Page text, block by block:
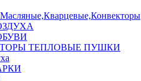
ТЕПЛОВЫЕ ПУШКИ